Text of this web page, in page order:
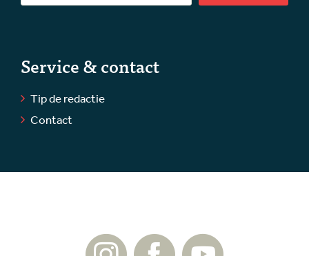
Service & contact
Tip de redactie
Contact